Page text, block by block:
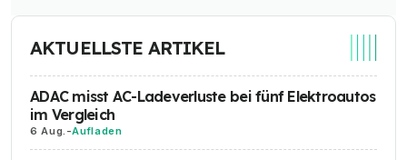
AKTUELLSTE ARTIKEL
ADAC misst AC-Ladeverluste bei fünf Elektroautos
im Vergleich
6 Aug. -Aufladen